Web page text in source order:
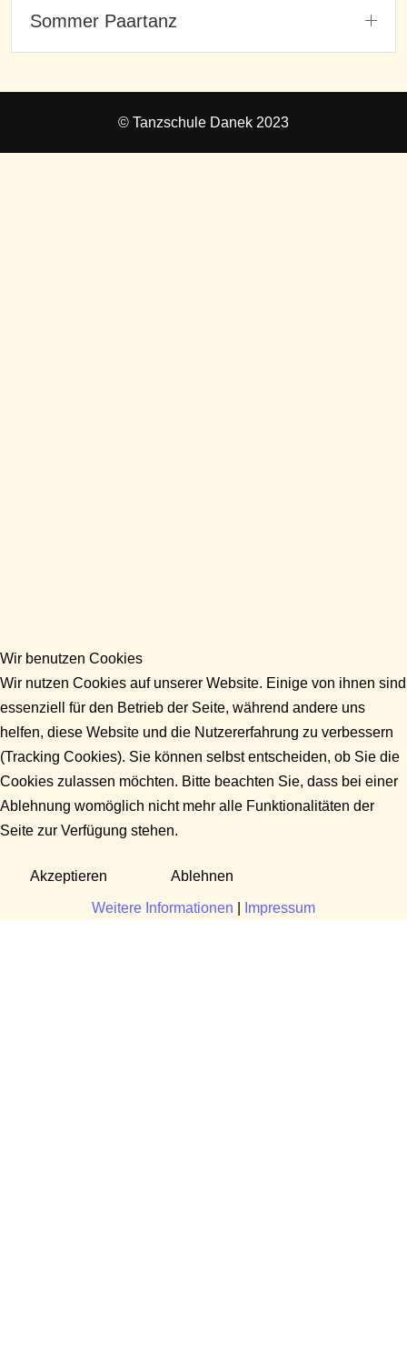
Sommer Paartanz
© Tanzschule Danek 2023
Wir benutzen Cookies
Wir nutzen Cookies auf unserer Website. Einige von ihnen sind
essenziell für den Betrieb der Seite, während andere uns
helfen, diese Website und die Nutzererfahrung zu verbessern
(Tracking Cookies). Sie können selbst entscheiden, ob Sie die
Cookies zulassen möchten. Bitte beachten Sie, dass bei einer
Ablehnung womöglich nicht mehr alle Funktionalitäten der
Seite zur Verfügung stehen.
Akzeptieren Ablehnen
Weitere Informationen Impressum